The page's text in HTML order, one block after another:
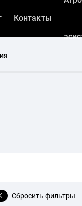
Контакты
Сбросить фильтры